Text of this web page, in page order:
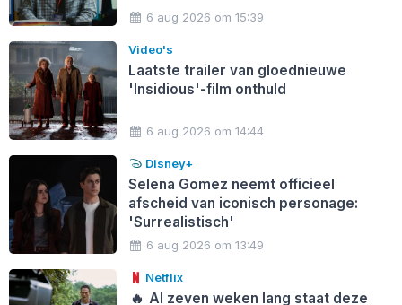
6 aug 2026 om 15:39
Video's
Laatste trailer van gloednieuwe
'Insidious'-film onthuld
6 aug 2026 om 14:44
Disney+
Selena Gomez neemt officieel
afscheid van iconisch personage:
'Surrealistisch'
6 aug 2026 om 13:49
Netflix
🔥 Al zeven weken lang staat deze